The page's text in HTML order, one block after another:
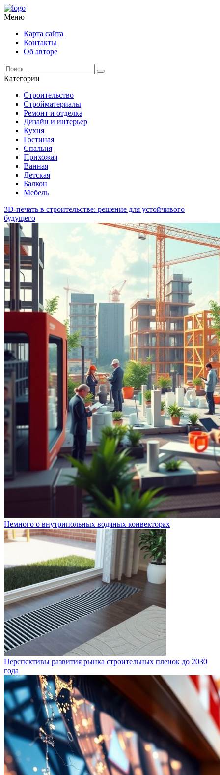
Меню
Карта сайта
Контакты
Об авторе
Категории
Строительство
Стройматериалы
Ремонт и отделка
Дизайн и интерьер
Кухня
Гостиная
Спальня
Прихожая
Ванная
Детская
Балкон
Мебель
3D-печать в строительстве: решение для устойчивого
будущего
Немного о внутрипольных водяных конвекторах
Перспективы развития рынка строительных пленок до 2030
года